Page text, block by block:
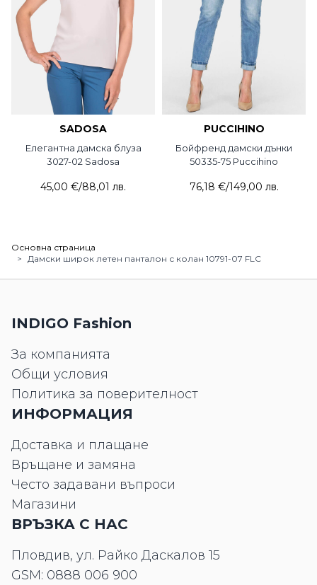
SADOSA
Елегантна дамска блуза
3027-02 Sadosa
45,00 €/88,01 лв.
PUCCIHINO
Бойфренд дамски дънки
50335-75 Puccihino
76,18 €/149,00 лв.
Основна страница
> Дамски широк летен панталон с колан 10791-07 FLC
INDIGO Fashion
За компанията
Общи условия
Политика за поверителност
ИНФОРМАЦИЯ
Доставка и плащане
Връщане и замяна
Често задавани въпроси
Магазини
ВРЪЗКА С НАС
Пловдив, ул. Райко Даскалов 15
GSM: 0888 006 900